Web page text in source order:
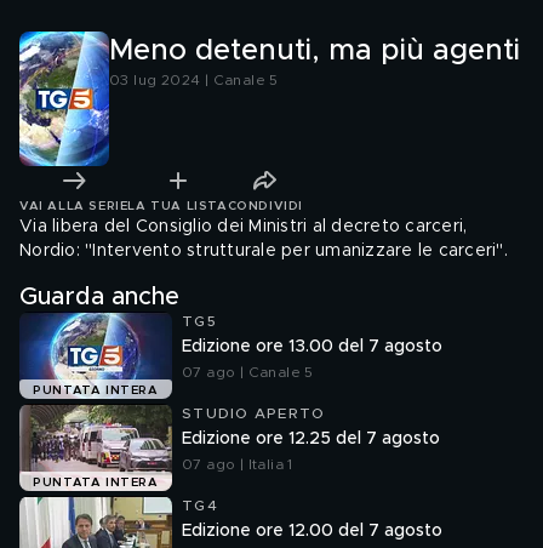
Meno detenuti, ma più agenti
03 lug 2024 | Canale 5
VAI ALLA SERIE LA TUA LISTA CONDIVIDI
Via libera del Consiglio dei Ministri al decreto carceri,
Nordio: "Intervento strutturale per umanizzare le carceri".
Guarda anche
PUNTATA INTERA
TG5
Edizione ore 13.00 del 7 agosto
07 ago | Canale 5
PUNTATA INTERA
STUDIO APERTO
Edizione ore 12.25 del 7 agosto
07 ago | Italia 1
TG4
Edizione ore 12.00 del 7 agosto